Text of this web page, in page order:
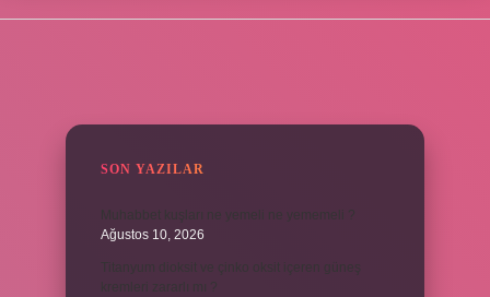
SON YAZILAR
Muhabbet kuşları ne yemeli ne yememeli ?
Ağustos 10, 2026
Titanyum dioksit ve çinko oksit içeren güneş
kremleri zararlı mı ?